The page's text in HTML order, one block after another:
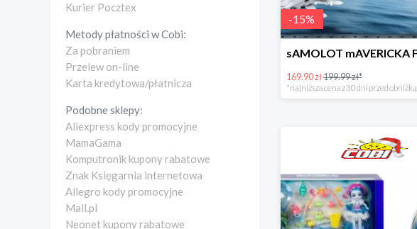
Kurier Pocztex
Metody płatności wCobi:
Za pobraniem
Przelew on-line
Karta kredytowa/płatnicza
Podobne sklepy:
Aliexpress kody promocyjne
MamaGama
Komputronik kupony rabatowe
Znak Księgarnia internetowa
Allegro kody promocyjne
Mall.pl
Neonet kupony rabatowe
-15%
169.90 zł199.99 zł*
*najniższa cena z 30 dni przed obniżką